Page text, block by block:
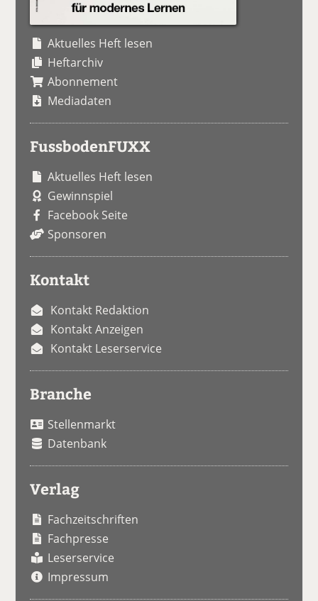
Aktuelles Heft lesen
Heftarchiv
Abonnement
Mediadaten
FussbodenFUXX
Aktuelles Heft lesen
Gewinnspiel
Facebook Seite
Sponsoren
Kontakt
Kontakt Redaktion
Kontakt Anzeigen
Kontakt Leserservice
Branche
Stellenmarkt
Datenbank
Verlag
Fachzeitschriften
Fachpresse
Leserservice
Impressum